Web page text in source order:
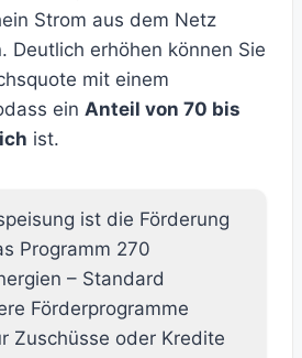
Strom aus dem Netz
Deutlich erhöhen können Sie
mit einem
ein Anteil von 70 bis
ist.
ist die Förderung
Programm 270
– Standard
Förderprogramme
Zuschüsse oder Kredite